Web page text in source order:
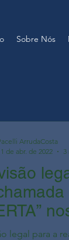
Sobre Nós
legal para a
ArrudaCosta
de abr. de 2022
3